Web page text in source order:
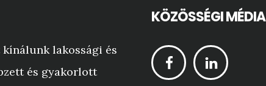
lakossági és
és gyakorlott
KÖZÖSSÉGI MÉDIA